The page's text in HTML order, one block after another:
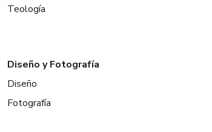
Teología
Diseño y Fotografía
Diseño
Fotografía